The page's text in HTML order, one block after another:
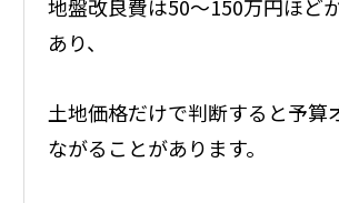
地盤改良費は50〜150万円ほど
あり、
土地価格だけで判断すると予算
ながることがあります。